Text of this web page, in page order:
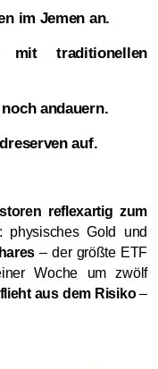
im Jemen an.
mit traditionellen
andauern.
auf.
reflexartig zum
physisches Gold und
– der größte ETF
Woche um zwölf
aus dem Risiko–